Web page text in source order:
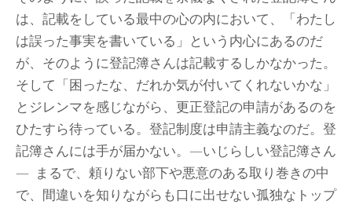
は、記載をしている最中の心の内において、「わたし
は誤った事実を書いている」という内心にあるのだ
が、そのように登記簿さんは記載するしかなかった。
そして「困ったな、だれか気が付いてくれないかな」
とジレンマを感じながら、更正登記の申請があるのを
ひたすら待っている。登記制度は申請主義なのだ。登
記簿さんには手が届かない。―いじらしい登記簿さん
― まるで、頼りない部下や悪意のある取り巻きの中
で、間違いを知りながらも口に出せない孤独なトップ